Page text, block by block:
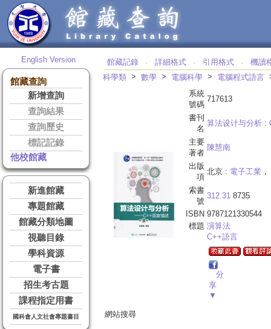
English Version
館藏查詢
新增查詢
查詢結果
查詢歷史
標記記錄
他校館藏
新進館藏
專題館藏
館藏分類地圖
視聽目錄
學科資源
電子書
招生考古題
課程指定用書
國科會人文社會專題書目
館藏記錄 ‧ 詳細格式 ‧ 引用格式 ‧
機讀
科學類 > 數學 > 電腦科學 > 電腦程式語言
系統
號碼
717613
書刊
名
算法设计与分析 :
主要
著者
陳慧南
出版
項
北京 : 電子工業
索書
號
312.31 8735
ISBN 9787121330544
標題 演算法
C++語言
分
享
▼
網站搜尋